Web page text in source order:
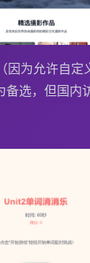
因为允许自定
选，但国内